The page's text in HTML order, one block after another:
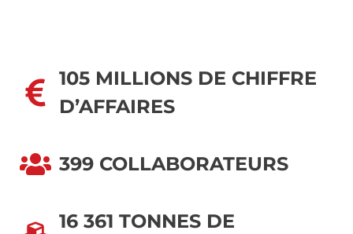
105 MILLIONS DE CHIFFRE
D’AFFAIRES
399 COLLABORATEURS
16 361 TONNES DE